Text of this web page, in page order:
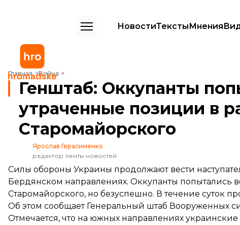
НовостиТекстыМнения
Главная Война
Генштаб: Оккупанты попытались вернуть утраченные позиции в районе
Генштаб: Оккупанты
утраченные позиции в
Старомайорского
Ярослав Герасименко
редактор ленты новостей
Силы обороны Украины продолжают вести
Бердянском направлениях. Оккупанты попытались
Старомайорского, но безуспешно. В течение суток
Об этом сообщаетГенеральный штаб Вооруженных
Отмечается, что на южных направлениях